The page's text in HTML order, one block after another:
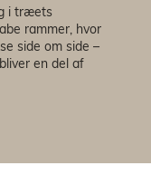
i træets
rammer, hvor
side om side –
en del af